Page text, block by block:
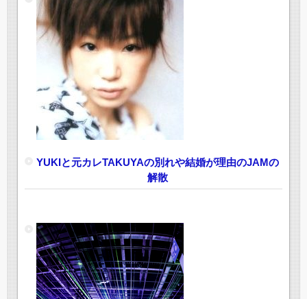
YUKIと元カレTAKUYAの別れや結婚が理由のJAMの
解散